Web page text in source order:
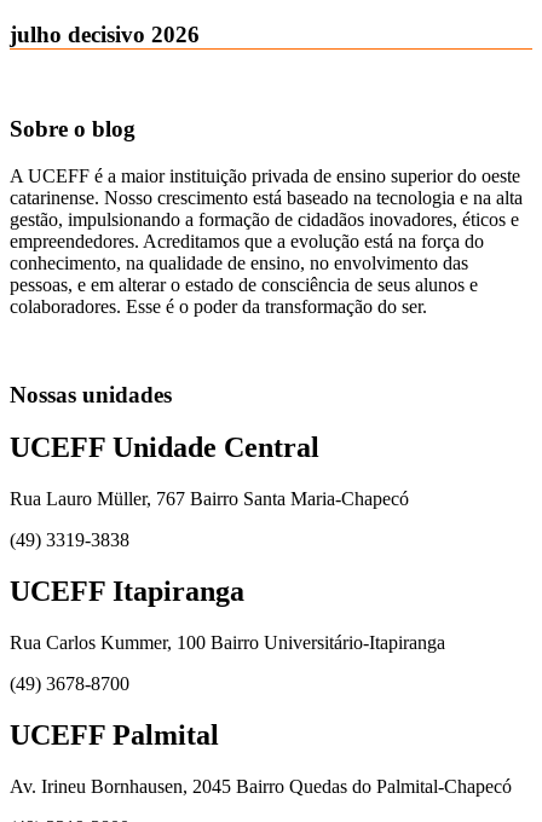
julho decisivo 2026
Sobre o blog
A UCEFF é a maior instituição privada de ensino superior do oeste
catarinense. Nosso crescimento está baseado na tecnologia e na alta
gestão, impulsionando a formação de cidadãos inovadores, éticos e
empreendedores. Acreditamos que a evolução está na força do
conhecimento, na qualidade de ensino, no envolvimento das
pessoas, e em alterar o estado de consciência de seus alunos e
colaboradores. Esse é o poder da transformação do ser.
Nossas unidades
UCEFF Unidade Central
Rua Lauro Müller, 767 Bairro Santa Maria-Chapecó
(49) 3319-3838
UCEFF Itapiranga
Rua Carlos Kummer, 100 Bairro Universitário-Itapiranga
(49) 3678-8700
UCEFF Palmital
Av. Irineu Bornhausen, 2045 Bairro Quedas do Palmital-Chapecó